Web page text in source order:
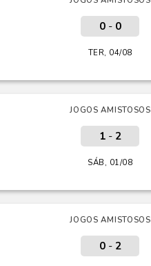
0- 0
TER, 04/08
JOGOS AMISTOSOS
1- 2
SÁB, 01/08
JOGOS AMISTOSOS
0- 2